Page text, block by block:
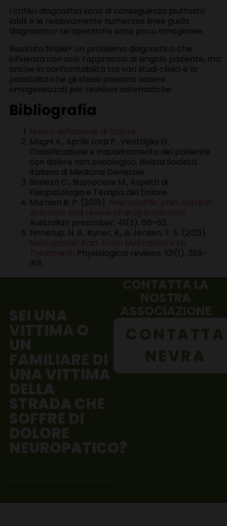
I criteri diagnostici sono di conseguenza piuttosto
labili e le relativamente numerose linee guida
diagnostico-terapeutiche sono poco omogenee.
Risultato finale? Un problema diagnostico che
influenza non solo l’approccio al singolo paziente, ma
anche la confrontabilità tra vari studi clinici e la
possibilità che gli stessi possano essere
omogeneizzati per revisioni sistematiche.
Bibliografia
Nuova definizione di Dolore
Magni A., Aprile Lora P., Ventriglia G.,
Classificazione e inquadramento del paziente
con dolore non oncologico, Rivista Società
Italiana di Medicina Generale.
Bonezzi C., Buonocore M., Aspetti di
Fisiopatologia e Terapia del Dolore
Murnion B. P. (2018). Neuropathic pain: current
definition and review of drug treatment.
Australian prescriber, 41(3), 60–63.
Finnerup, N. B., Kuner, R., & Jensen, T. S. (2021).
Neuropathic Pain: From Mechanisms to
Treatment. Physiological reviews, 101(1), 259–
301.
SEI UNA
VITTIMA O
UN
FAMILIARE DI
UNA VITTIMA
DELLA
STRADA CHE
SOFFRE DI
DOLORE
NEUROPATICO?
CONTATTA LA
NOSTRA
ASSOCIAZIONE
CONTATTA
NEVRA